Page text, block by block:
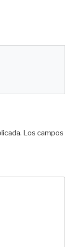
Los campos